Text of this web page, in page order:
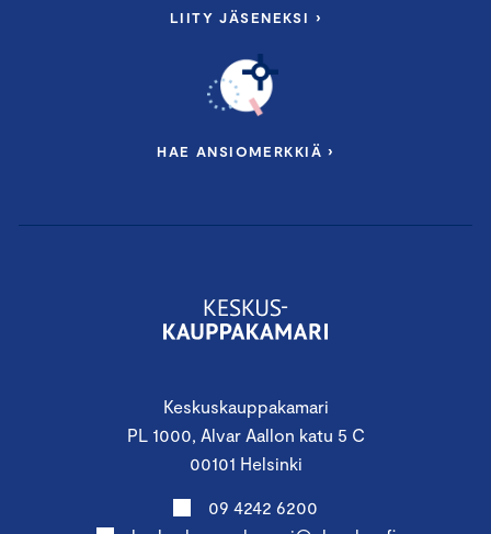
Keskuskauppakamari
PL 1000, Alvar Aallon katu 5 C
00101 Helsinki
09 4242 6200
LIITY JÄSENEKSI ›
HAE ANSIOMERKKIÄ ›